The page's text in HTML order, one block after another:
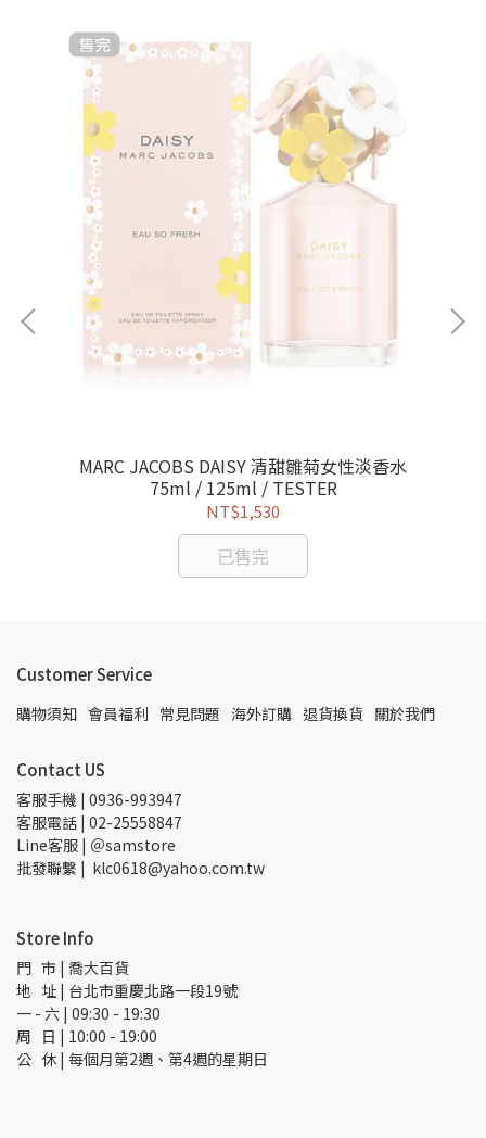
MARC JACOBS DAISY 清甜雛菊女性淡香水
75ml / 125ml / TESTER
NT$1,530
已售完
Customer Service
購物須知 會員福利 常見問題 海外訂購 退貨換貨 關於我們
Contact US
客服手機 | 0936-993947
客服電話 | 02-25558847
Line客服 | ＠samstore
批發聯繫 |  klc0618@yahoo.com.tw
Store Info
門   市 | 喬大百貨
地   址 | 台北市重慶北路一段19號
一 - 六 | 09:30 - 19:30
周   日 | 10:00 - 19:00
公   休 | 每個月第2週、第4週的星期日